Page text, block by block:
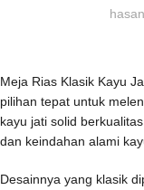
hasan
Meja Rias Klasik Kayu
pilihan tepat untuk
kayu jati solid
dan keindahan alami
Desainnya yang klasik